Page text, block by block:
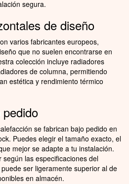
segura.
de diseño
varios fabricantes europeos,
que no suelen encontrarse en
colección incluye radiadores
de columna, permitiendo
estética y rendimiento térmico
se fabrican bajo pedido en
Puedes elegir el tamaño exacto, el
mejor se adapte a tu instalación.
las especificaciones del
ser ligeramente superior al de
en almacén.